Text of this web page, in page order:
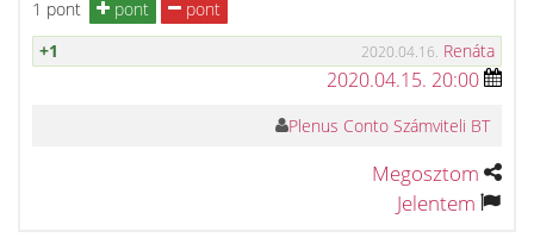
1 pont pont
pont
+1
2020.04.16. Renáta
2020.04.15. 20:00
Plenus Conto Számviteli BT
Megosztom
Jelentem